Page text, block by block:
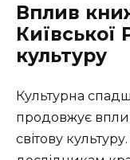
Вплив
Київської
культуру
Культурна
продовжує
світову